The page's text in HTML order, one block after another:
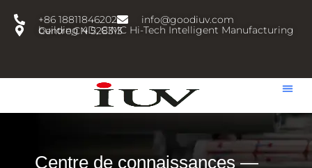
+86 18811846202
info@goodiuv.com
building 4D, CIMC Hi-Tech Intelligent Manufacturing Centre,CN 528313
Centre de connaissances —